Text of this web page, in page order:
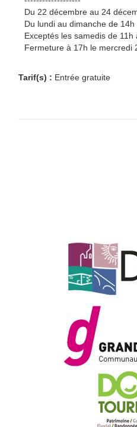
Du 22 décembre au 24
Du lundi au dimanche de 14h
Exceptés les samedis de 11h
Fermeture à 17h le mercredi
Tarif(s) : Entrée gratuite